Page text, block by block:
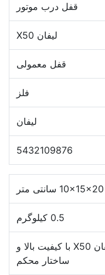
قفل درب موتور
لیفان X50
قفل معمولی
فلز
لیفان
5432109876
10x15x20 سانتی متر
0.5 کیلوگرم
قفل درب موتور لیفان X50 با کیفیت بالا و
ساختار محکم